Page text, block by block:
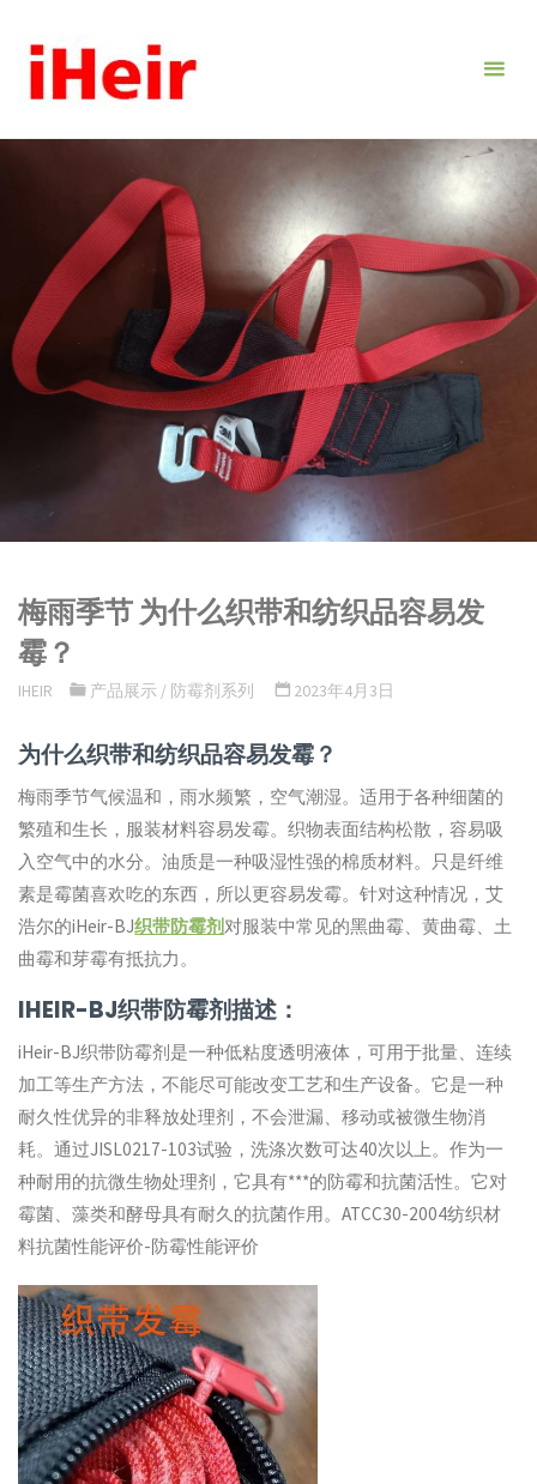
容。
梅雨季节 为什么织带和纺织品容易发
霉？
IHEIR 产品展示 / 防霉剂系列 2023年4月3日
为什么织带和纺织品容易发霉？
梅雨季节气候温和，雨水频繁，空气潮湿。适用于各种细菌的
繁殖和生长，服装材料容易发霉。织物表面结构松散，容易吸
入空气中的水分。油质是一种吸湿性强的棉质材料。只是纤维
素是霉菌喜欢吃的东西，所以更容易发霉。针对这种情况，艾
浩尔的iHeir-BJ织带防霉剂对服装中常见的黑曲霉、黄曲霉、土
曲霉和芽霉有抵抗力。
IHEIR-BJ织带防霉剂描述：
iHeir-BJ织带防霉剂是一种低粘度透明液体，可用于批量、连续
加工等生产方法，不能尽可能改变工艺和生产设备。它是一种
耐久性优异的非释放处理剂，不会泄漏、移动或被微生物消
耗。通过JISL0217-103试验，洗涤次数可达40次以上。作为一
种耐用的抗微生物处理剂，它具有***的防霉和抗菌活性。它对
霉菌、藻类和酵母具有耐久的抗菌作用。ATCC30-2004纺织材
料抗菌性能评价-防霉性能评价